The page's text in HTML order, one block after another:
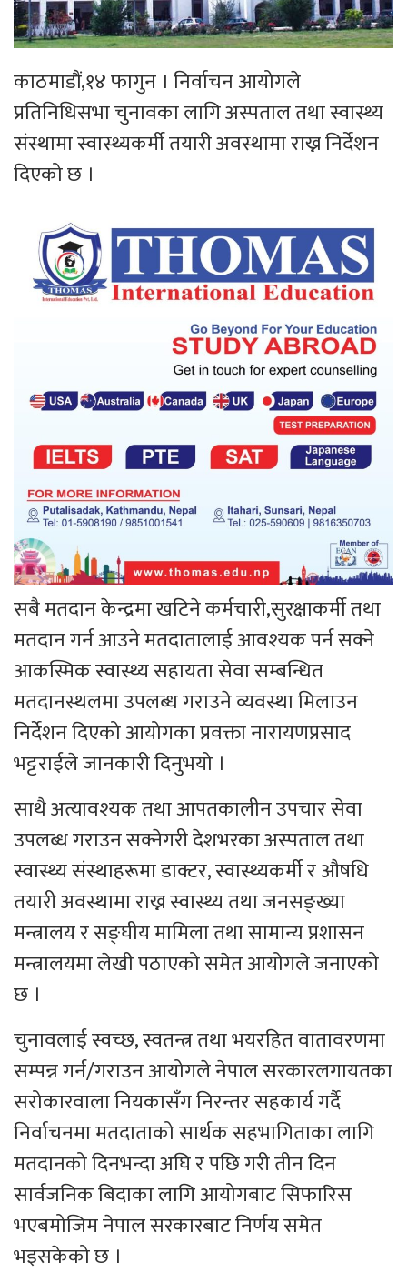
काठमाडौं,१४ फागुन । निर्वाचन आयोगले
प्रतिनिधिसभा चुनावका लागि अस्पताल तथा स्वास्थ्य
संस्थामा स्वास्थ्यकर्मी तयारी अवस्थामा राख्न निर्देशन
दिएको छ ।
सबै मतदान केन्द्रमा खटिने कर्मचारी,सुरक्षाकर्मी तथा
मतदान गर्न आउने मतदातालाई आवश्यक पर्न सक्ने
आकस्मिक स्वास्थ्य सहायता सेवा सम्बन्धित
मतदानस्थलमा उपलब्ध गराउने व्यवस्था मिलाउन
निर्देशन दिएको आयोगका प्रवक्ता नारायणप्रसाद
भट्टराईले जानकारी दिनुभयो ।
साथै अत्यावश्यक तथा आपतकालीन उपचार सेवा
उपलब्ध गराउन सक्नेगरी देशभरका अस्पताल तथा
स्वास्थ्य संस्थाहरूमा डाक्टर, स्वास्थ्यकर्मी र औषधि
तयारी अवस्थामा राख्न स्वास्थ्य तथा जनसङ्ख्या
मन्त्रालय र सङ्घीय मामिला तथा सामान्य प्रशासन
मन्त्रालयमा लेखी पठाएको समेत आयोगले जनाएको
छ ।
चुनावलाई स्वच्छ, स्वतन्त्र तथा भयरहित वातावरणमा
सम्पन्न गर्न/गराउन आयोगले नेपाल सरकारलगायतका
सरोकारवाला नियकासँग निरन्तर सहकार्य गर्दै
निर्वाचनमा मतदाताको सार्थक सहभागिताका लागि
मतदानको दिनभन्दा अघि र पछि गरी तीन दिन
सार्वजनिक बिदाका लागि आयोगबाट सिफारिस
भएबमोजिम नेपाल सरकारबाट निर्णय समेत
भइसकेको छ ।